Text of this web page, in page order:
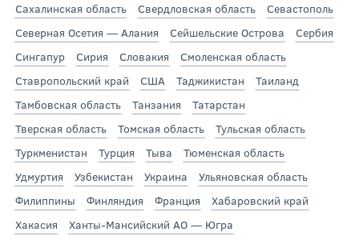
Сахалинская область
Свердловская область
Севастополь
Северная Осетия — Алания
Сейшельские Острова
Сербия
Сингапур
Сирия Словакия
Смоленская область
Ставропольский край
США Таджикистан
Таиланд
Тамбовская область
Танзания
Татарстан
Тверская область
Томская область
Тульская область
Туркменистан
Турция Тыва
Тюменская область
Удмуртия
Узбекистан Украина
Ульяновская область
Филиппины
Финляндия Франция
Хабаровский край
Хакасия
Ханты-Мансийский АО — Югра